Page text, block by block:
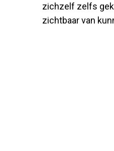
zichzelf zelfs
zichtbaar van